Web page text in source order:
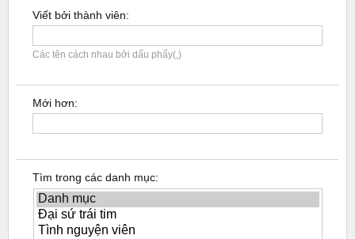
Viết bởi thành viên:
Các tên cách nhau bởi dấu phẩy(,)
Mới hơn:
Tìm trong các danh mục: